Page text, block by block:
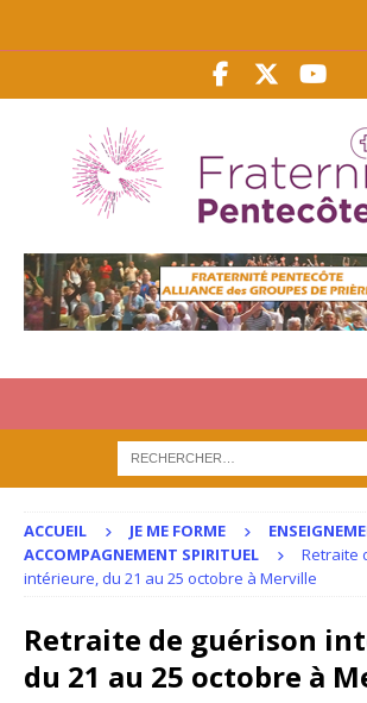
ACCUEIL JE ME FORME
ACCOMPAGNEMENT SPIRITUEL
Retraite
intérieure, du 21 au 25 octobre à Merville
Retraite de guérison
du 21 au 25 octobre à